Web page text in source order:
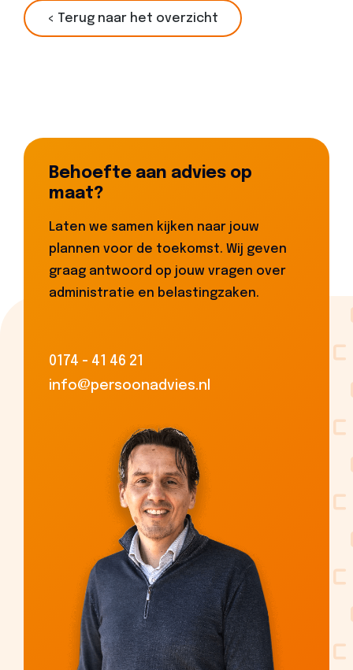
< Terug naar het overzicht
Behoefte aan advies op
maat?
Laten we samen kijken naar jouw
plannen voor de toekomst. Wij geven
graag antwoord op jouw vragen over
administratie en belastingzaken.
0174 - 41 46 21
info@persoonadvies.nl